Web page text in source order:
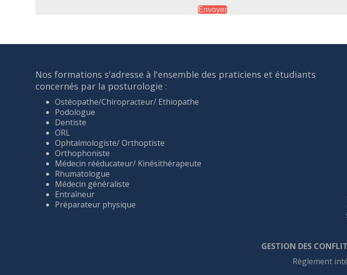
Envoyer
Nos formations s'adresse à l'ensemble des praticiens et étudiants
concernés par la posturologie :
Ostéopathe/Chiropracteur/ Ethiopathe
Podologue
Dentiste
ORL
Ophtalmologiste/ Orthoptiste
Orthophoniste
Médecin rééducateur/ Kinésithérapeute
Rhumatologue
Médecin généraliste
Entraîneur
Préparateur physique
GESTION DES CONFLIT
Règlement